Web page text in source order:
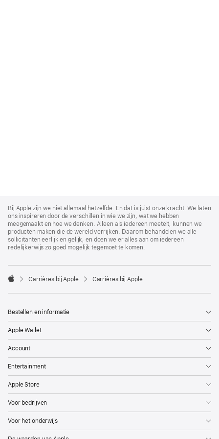
Footer
Bij Apple zijn we niet allemaal hetzelfde. En dat is juist onze kracht. We laten
ons inspireren door de verschillen in wie we zijn, wat we hebben
meegemaakt en hoe we denken. Alleen als iedereen meetelt, kunnen we
producten maken die de wereld verrijken. Daarom behandelen we alle
sollicitanten eerlijk en gelijk, en doen we er alles aan om iedereen
redelijkerwijs zo goed mogelijk tegemoet te komen.

Carrières bij Apple Carrières bij Apple
Bestellen en informatie
Apple Wallet
Account
Entertainment
Apple Store
Voor bedrijven
Voor het onderwijs